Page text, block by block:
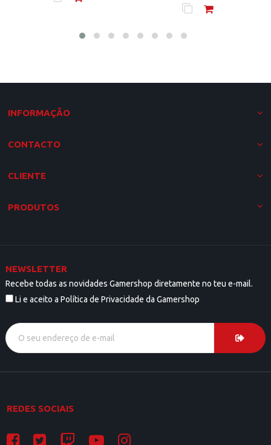
INFORMAÇÃO
CONTACTO
CLIENTE
PRODUTOS
NEWSLETTER
Recebe todas as novidades Gamershop diretamente no teu e-mail.
Li e aceito a Política de Privacidade da Gamershop
REDES SOCIAIS